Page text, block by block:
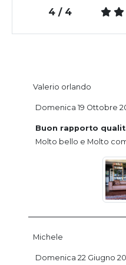
4 / 4
Valerio orlando
Buon rapporto
Molto bello e Molto
Domenica 19 Ottobre
Michele
Domenica 22 Giugno